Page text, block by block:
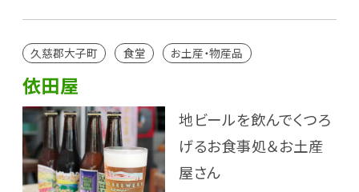
久慈郡大子町 食堂 お土産・物産品
依田屋
地ビールを飲んでくつろ
げるお食事処＆お土産
屋さん